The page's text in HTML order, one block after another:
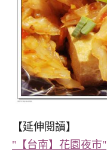
【延伸閱讀】
"【台南】花園夜市"